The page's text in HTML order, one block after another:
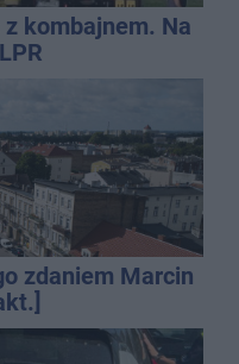
kombajnem. Na
zdaniem Marcin